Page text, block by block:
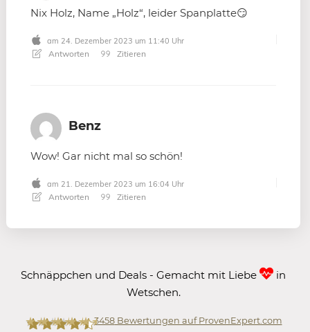
Nix Holz, Name „Holz“, leider Spanplatte😏
am 24. Dezember 2023 um 11:40 Uhr
Antworten Zitieren
Benz
Wow! Gar nicht mal so schön!
am 21. Dezember 2023 um 16:04 Uhr
Antworten Zitieren
Schnäppchen und Deals - Gemacht mit Liebe
in
Wetschen.
3458Bewertungen auf ProvenExpert.com